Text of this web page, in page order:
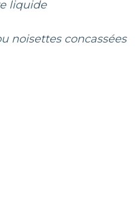
liquide
noisettes concassées